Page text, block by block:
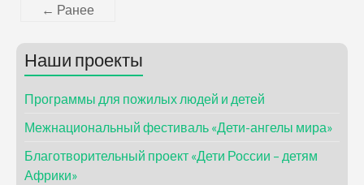
← Ранее
Наши проекты
Программы для пожилых людей и детей
Межнациональный фестиваль «Дети-ангелы мира»
Благотворительный проект «Дети России – детям
Африки»